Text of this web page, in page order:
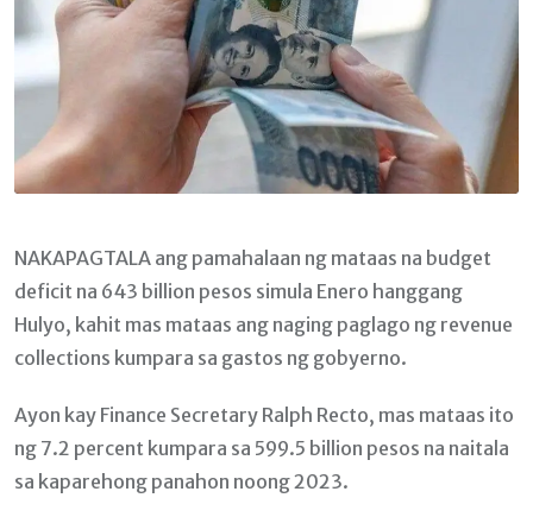
NAKAPAGTALA ang pamahalaan ng mataas na budget
deficit na 643 billion pesos simula Enero hanggang
Hulyo, kahit mas mataas ang naging paglago ng revenue
collections kumpara sa gastos ng gobyerno.
Ayon kay Finance Secretary Ralph Recto, mas mataas ito
ng 7.2 percent kumpara sa 599.5 billion pesos na naitala
sa kaparehong panahon noong 2023.